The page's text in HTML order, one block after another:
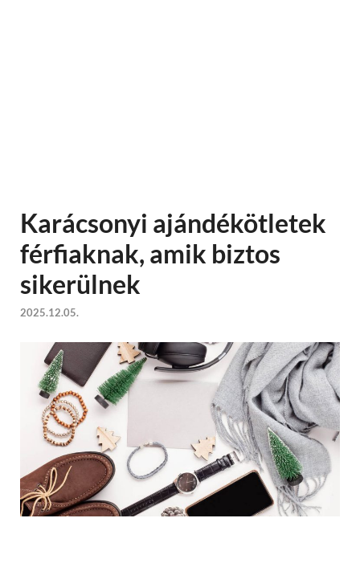
Karácsonyi ajándékötletek
férfiaknak, amik biztos
sikerülnek
2025.12.05.